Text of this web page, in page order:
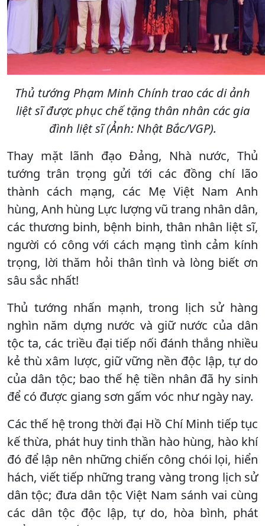
Thủ tướng Phạm Minh Chính trao các di ảnh
liệt sĩ được phục chế tặng thân nhân các gia
đình liệt sĩ (Ảnh: Nhật Bắc/VGP).
Thay mặt lãnh đạo Đảng, Nhà nước, Thủ
tướng trân trọng gửi tới các đồng chí lão
thành cách mạng, các Mẹ Việt Nam Anh
hùng, Anh hùng Lực lượng vũ trang nhân dân,
các thương binh, bệnh binh, thân nhân liệt sĩ,
người có công với cách mạng tình cảm kính
trọng, lời thăm hỏi thân tình và lòng biết ơn
sâu sắc nhất!
Thủ tướng nhấn mạnh, trong lịch sử hàng
nghìn năm dựng nước và giữ nước của dân
tộc ta, các triều đại tiếp nối đánh thắng nhiều
kẻ thù xâm lược, giữ vững nền độc lập, tự do
của dân tộc; bao thế hệ tiền nhân đã hy sinh
để có được giang sơn gấm vóc như ngày nay.
Các thế hệ trong thời đại Hồ Chí Minh tiếp tục
kế thừa, phát huy tinh thần hào hùng, hào khí
đó để lập nên những chiến công chói lọi, hiển
hách, viết tiếp những trang vàng trong lịch sử
dân tộc; đưa dân tộc Việt Nam sánh vai cùng
các dân tộc độc lập, tự do, hòa bình, phát